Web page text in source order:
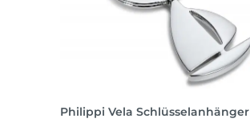
Philippi Vela Schlüsselanhänger